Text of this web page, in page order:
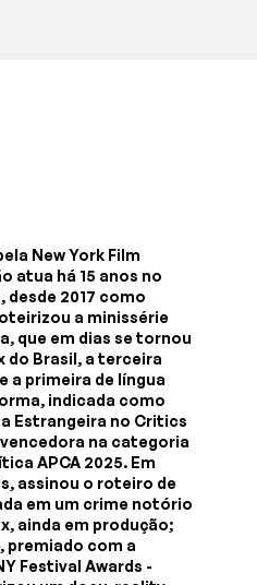
New York Film
atua há 15 anos no
2017 como
a minissérie
que em dias se tornou
do Brasil, a terceira
a primeira de língua
indicada como
Estrangeira no Critics
na categoria
APCA 2025. Em
assinou o roteiro de
em um crime notório
ainda em produção;
premiado com a
Festival Awards -